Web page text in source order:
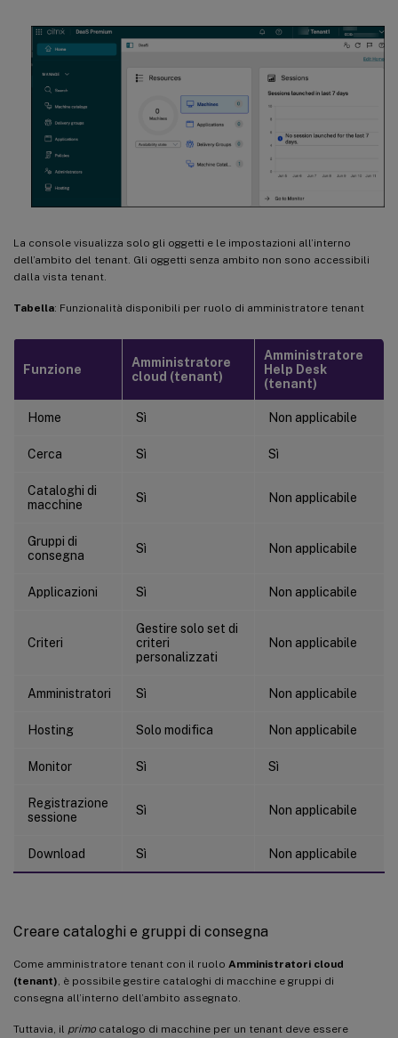
La console visualizza solo gli oggetti e le impostazioni all’interno
dell’ambito del tenant. Gli oggetti senza ambito non sono accessibili
dalla vista tenant.
Tabella: Funzionalità disponibili per ruolo di amministratore tenant
Funzione
Amministratore
cloud (tenant)
Amministratore
Help Desk
(tenant)
Home Sì Non applicabile
Cerca Sì Sì
Cataloghi di
macchine
Sì Non applicabile
Gruppi di
consegna
Sì Non applicabile
Applicazioni Sì Non applicabile
Criteri
Gestire solo set di
criteri
personalizzati
Non applicabile
Amministratori Sì Non applicabile
Hosting Solo modifica Non applicabile
Monitor Sì Sì
Registrazione
sessione
Sì Non applicabile
Download Sì Non applicabile
Creare cataloghi e gruppi di consegna
Come amministratore tenant con il ruolo Amministratori cloud
(tenant) , è possibile gestire cataloghi di macchine e gruppi di
consegna all’interno dell’ambito assegnato.
Tuttavia, il primo catalogo di macchine per un tenant deve essere